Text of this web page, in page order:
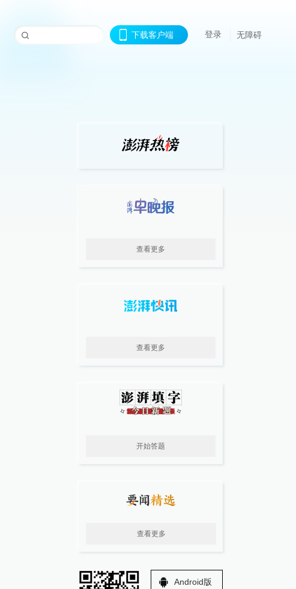
下载客户端 登录 无障碍
查看更多
查看更多
开始答题
查看更多
Android版